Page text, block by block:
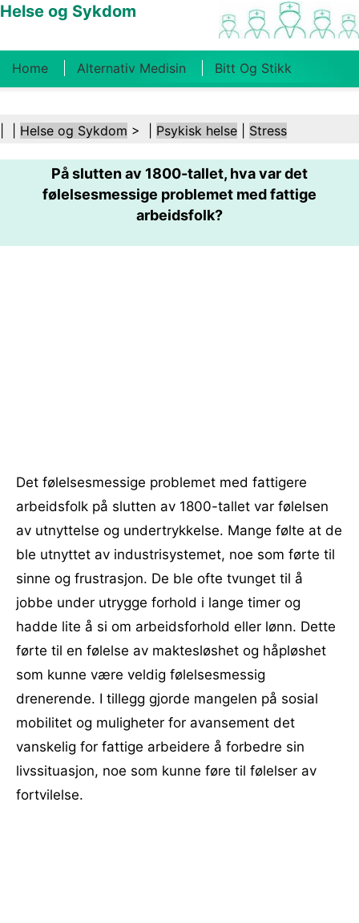
Helse og Sykdom
Home Alternativ Medisin Bitt Og Stikk
Kosthold Og Ernæring Familiehelse
Helsebransjen Psykisk Helse Folkehelse Og
Kirurgi Og Prosedyrer
Helse og Sykdom > | Psykisk helse Stress
På slutten av 1800-tallet, hva var det
følelsesmessige problemet med fattige
arbeidsfolk?
Det følelsesmessige problemet med fattigere
arbeidsfolk på slutten av 1800-tallet var følelsen
av utnyttelse og undertrykkelse. Mange følte at de
ble utnyttet av industrisystemet, noe som førte til
sinne og frustrasjon. De ble ofte tvunget til å
jobbe under utrygge forhold i lange timer og
hadde lite å si om arbeidsforhold eller lønn. Dette
førte til en følelse av maktesløshet og håpløshet
som kunne være veldig følelsesmessig
drenerende. I tillegg gjorde mangelen på sosial
mobilitet og muligheter for avansement det
vanskelig for fattige arbeidere å forbedre sin
livssituasjon, noe som kunne føre til følelser av
fortvilelse.